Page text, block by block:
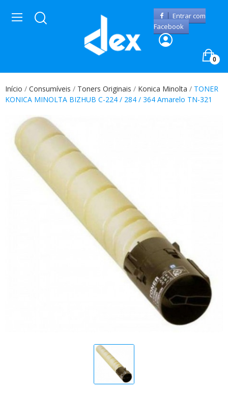
Entrar com
Facebook
0
Início Consumíveis Toners Originais Konica Minolta
TONER
KONICA MINOLTA BIZHUB C-224 / 284 / 364 Amarelo TN-321